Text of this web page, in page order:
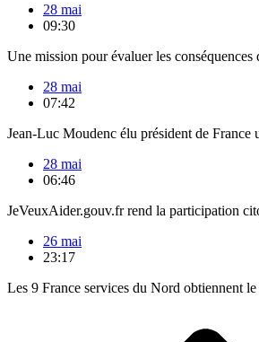
28 mai
09:30
Une mission pour évaluer les conséquences
28 mai
07:42
Jean-Luc Moudenc élu président de France
28 mai
06:46
JeVeuxAider.gouv.fr rend la participation
26 mai
23:17
Les 9 France services du Nord obtiennent le